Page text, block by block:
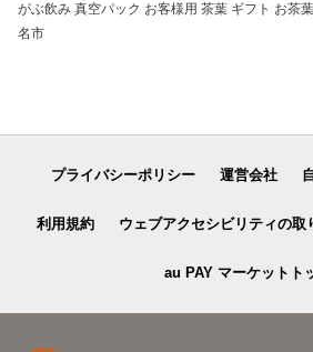
がぶ飲み 真空パック お客様用 茶葉 ギフト お茶
名市
プライバシーポリシー 運営会社
利用規約 ウェブアクセシビリティの取
au PAY マーケットト